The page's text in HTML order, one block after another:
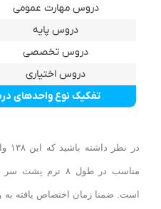
تفکیک نوع واحدهای
دروس مهارت عمومی
دروس پایه
دروس تخصصی
دروس اختیاری
در
است. ضمنا زمان اختصاص یافته به